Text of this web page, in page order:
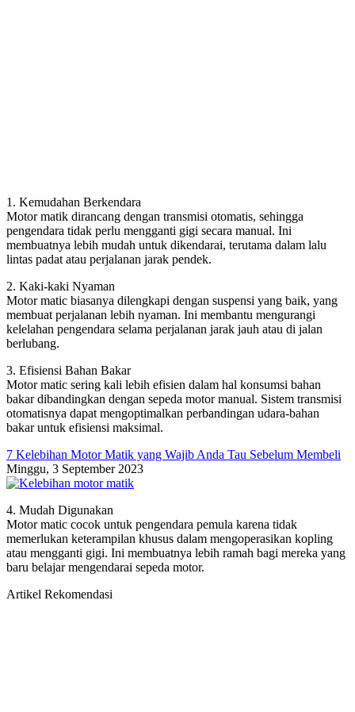
1. Kemudahan Berkendara
Motor matik dirancang dengan transmisi otomatis, sehingga
pengendara tidak perlu mengganti gigi secara manual. Ini
membuatnya lebih mudah untuk dikendarai, terutama dalam lalu
lintas padat atau perjalanan jarak pendek.
2. Kaki-kaki Nyaman
Motor matic biasanya dilengkapi dengan suspensi yang baik, yang
membuat perjalanan lebih nyaman. Ini membantu mengurangi
kelelahan pengendara selama perjalanan jarak jauh atau di jalan
berlubang.
3. Efisiensi Bahan Bakar
Motor matic sering kali lebih efisien dalam hal konsumsi bahan
bakar dibandingkan dengan sepeda motor manual. Sistem transmisi
otomatisnya dapat mengoptimalkan perbandingan udara-bahan
bakar untuk efisiensi maksimal.
7 Kelebihan Motor Matik yang Wajib Anda Tau Sebelum Membeli
Minggu, 3 September 2023
4. Mudah Digunakan
Motor matic cocok untuk pengendara pemula karena tidak
memerlukan keterampilan khusus dalam mengoperasikan kopling
atau mengganti gigi. Ini membuatnya lebih ramah bagi mereka yang
baru belajar mengendarai sepeda motor.
Artikel Rekomendasi